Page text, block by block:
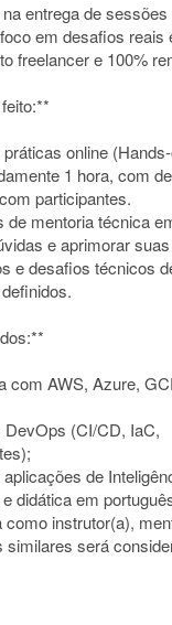
entrega de
em desafios reais
freelancer e 100%
online
1 hora, com
participantes.
de mentoria técnica
e aprimorar
e desafios técnicos
com AWS, Azure,
(CI/CD, IaC,
de
didática em
instrutor(a),
similares será